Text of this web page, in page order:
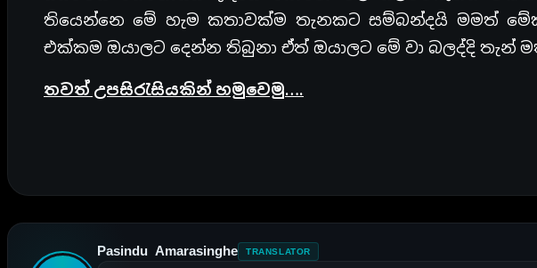
තියෙන්නෙ මේ හැම කතාවක්ම තැනකට සම්බන්දයි මමත්
එක්කම ඔයාලට දෙන්න තිබුනා ඒත් ඔයාලට මේ වා බලද්දි තැන්
තවත් උපසිරැසියකින් හමුවෙමු….
Pasindu Amarasinghe TRANSLATOR